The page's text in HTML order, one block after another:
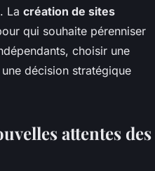
. La création de sites
qui souhaite pérenniser
choisir une
décision stratégique
attentes des